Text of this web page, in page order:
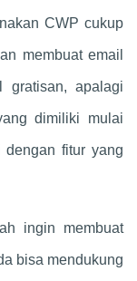
CWP cukup
membuat email
gratisan, apalagi
dimiliki mulai
dengan fitur yang
ingin membuat
bisa mendukung